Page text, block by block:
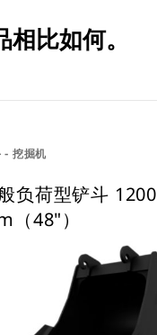
比如何。
- 挖掘机
负荷型铲斗 1200
（48"）